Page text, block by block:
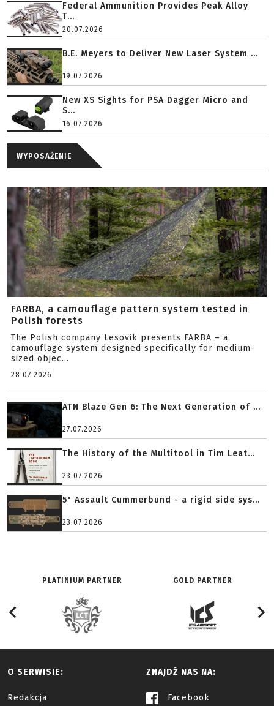
Federal Ammunition Provides Peak Alloy
T...
20.07.2026
B.E. Meyers to Deliver New Laser System ...
19.07.2026
New XS Sights for PSA Dagger Micro and
S...
16.07.2026
WYPOSAŻENIE
FARBA, a camouflage pattern system tested in
Polish forests
The Polish company Lesovik presents FARBA – a
camouflage system designed specifically for medium-
sized objec...
28.07.2026
ATN Blaze Gen 6: The Next Generation of ...
27.07.2026
The History of the Multitool in Tim Leat...
23.07.2026
5" Assault Cummerbund - a rigid side sys...
23.07.2026
PLATINIUM PARTNER GOLD PARTNER
O SERWISIE:
Redakcja
ZNAJDŹ NAS NA:
Facebook